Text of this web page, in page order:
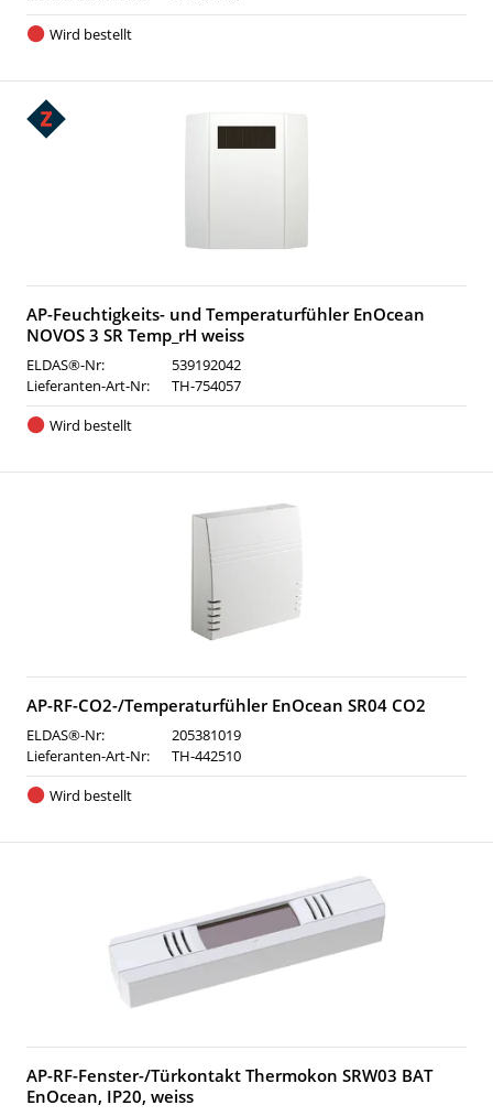
Wird bestellt
AP-Feuchtigkeits- und Temperaturfühler EnOcean
NOVOS 3 SR Temp_rH weiss
ELDAS®-Nr:
539192042
Lieferanten-Art-Nr:
TH-754057
Wird bestellt
AP-RF-CO2-/Temperaturfühler EnOcean SR04 CO2
ELDAS®-Nr:
205381019
Lieferanten-Art-Nr:
TH-442510
Wird bestellt
AP-RF-Fenster-/Türkontakt Thermokon SRW03 BAT
EnOcean, IP20, weiss